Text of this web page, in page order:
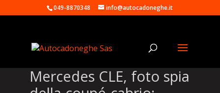
049-8870348 info@autocadoneghe.it
Mercedes CLE, foto spia